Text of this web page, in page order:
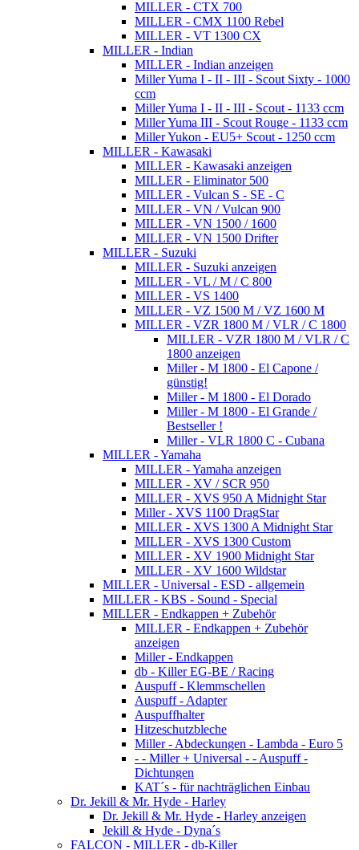
MILLER - CTX 700
MILLER - CMX 1100 Rebel
MILLER - VT 1300 CX
MILLER - Indian
MILLER - Indian anzeigen
Miller Yuma I - II - III - Scout Sixty - 1000
ccm
Miller Yuma I - II - III - Scout - 1133 ccm
Miller Yuma III - Scout Rouge - 1133 ccm
Miller Yukon - EU5+ Scout - 1250 ccm
MILLER - Kawasaki
MILLER - Kawasaki anzeigen
MILLER - Eliminator 500
MILLER - Vulcan S - SE - C
MILLER - VN / Vulcan 900
MILLER - VN 1500 / 1600
MILLER - VN 1500 Drifter
MILLER - Suzuki
MILLER - Suzuki anzeigen
MILLER - VL / M / C 800
MILLER - VS 1400
MILLER - VZ 1500 M / VZ 1600 M
MILLER - VZR 1800 M / VLR / C 1800
MILLER - VZR 1800 M / VLR / C
1800 anzeigen
Miller - M 1800 - El Capone /
günstig!
Miller - M 1800 - El Dorado
Miller - M 1800 - El Grande /
Bestseller !
Miller - VLR 1800 C - Cubana
MILLER - Yamaha
MILLER - Yamaha anzeigen
MILLER - XV / SCR 950
MILLER - XVS 950 A Midnight Star
Miller - XVS 1100 DragStar
MILLER - XVS 1300 A Midnight Star
MILLER - XVS 1300 Custom
MILLER - XV 1900 Midnight Star
MILLER - XV 1600 Wildstar
MILLER - Universal - ESD - allgemein
MILLER - KBS - Sound - Special
MILLER - Endkappen + Zubehör
MILLER - Endkappen + Zubehör
anzeigen
Miller - Endkappen
db - Killer EG-BE / Racing
Auspuff - Klemmschellen
Auspuff - Adapter
Auspuffhalter
Hitzeschutzbleche
Miller - Abdeckungen - Lambda - Euro 5
- - Miller + Universal - - Auspuff -
Dichtungen
KAT´s - für nachträglichen Einbau
Dr. Jekill & Mr. Hyde - Harley
Dr. Jekill & Mr. Hyde - Harley anzeigen
Jekill & Hyde - Dyna´s
FALCON - MILLER - db-Killer